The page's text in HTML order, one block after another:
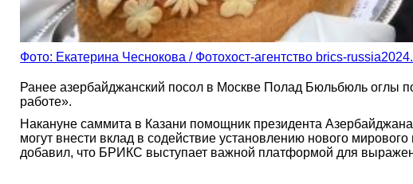
Фото: Екатерина Чеснокова / Фотохост-агентство brics-
Ранее азербайджанский посол в Москве Полад Бюльбюль оглы
работе».
Накануне саммита в Казани помощник президента
могут внести вклад в содействие установлению нового
добавил, что БРИКС выступает важной платформой для